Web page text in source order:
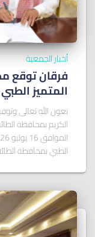
أخبار الجمعية
فرقان توقع
المتميز الطبي
بعون الله تعالى
الطبي بمحافظة